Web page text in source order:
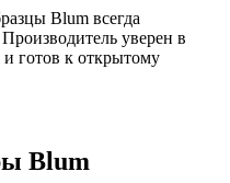
Blum всегда
уверен в
и готов к открытому
Blum